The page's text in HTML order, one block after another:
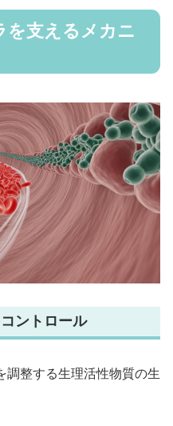
を支えるメカニ
ントロール
調整する生理活性物質の生